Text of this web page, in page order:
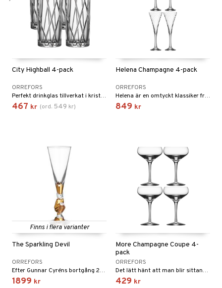
City Highball 4-pack
ORREFORS
Perfekt drinkglas tillverkat i kristallglas.
467 kr (ord. 549 kr)
Helena Champagne 4-pack
ORREFORS
Helena är en omtyckt klassiker från 1977.
849 kr
Finns i flera varianter
The Sparkling Devil
ORREFORS
Efter Gunnar Cyréns bortgång 2013 hittade hans söner ett stort antal skisser på champagneglas med inspiration från snapsglasen i serien snapsdjävlarna från Orrefors.
1899 kr
More Champagne Coupe 4-
pack
ORREFORS
Det lätt hänt att man blir sittande länge och bara mår bra.
429 kr